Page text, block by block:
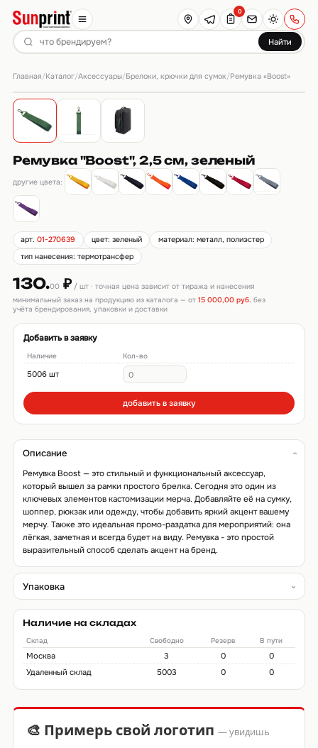
Найти
0
Главная/Каталог/Аксессуары/Брелоки, крючки для сумок/Ремувка «Boost»
Ремувка "Boost", 2,5 см, зеленый
другие цвета:
арт.01-270639 цвет: зеленый
материал: металл, полиэстер
тип нанесения: термотрансфер
130.00₽/ шт · точная цена зависит от тиража и нанесения
минимальный заказ на продукцию из каталога — от 15 000,00 руб. без
учёта брендирования, упаковки и доставки
Добавить в заявку
Наличие Кол-во
5006 шт
добавить в заявку
Описание
Ремувка Boost — это стильный и функциональный аксессуар,
который вышел за рамки простого брелка. Сегодня это один из
ключевых элементов кастомизации мерча. Добавляйте её на сумку,
шоппер, рюкзак или одежду, чтобы добавить яркий акцент вашему
мерчу. Также это идеальная промо-раздатка для мероприятий: она
лёгкая, заметная и всегда будет на виду. Ремувка - это простой
выразительный способ сделать акцент на бренд.
Упаковка
Наличие на складах
Склад Свободно Резерв В пути
Москва 3 0
0
Удаленный склад
5003 0 0
🎨 Примерь свой логотип — увидишь